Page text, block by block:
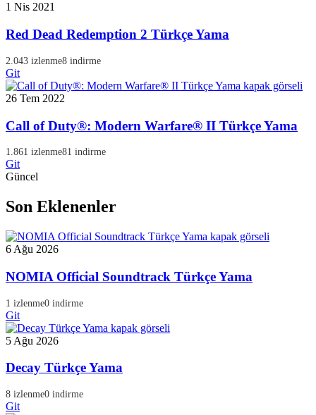
1 Nis 2021
Red Dead Redemption 2 Türkçe Yama
2.043 izlenme8 indirme
Git
26 Tem 2022
Call of Duty®: Modern Warfare® II Türkçe Yama
1.861 izlenme81 indirme
Git
Güncel
Son Eklenenler
6 Ağu 2026
NOMIA Official Soundtrack Türkçe Yama
1 izlenme0 indirme
Git
5 Ağu 2026
Decay Türkçe Yama
8 izlenme0 indirme
Git